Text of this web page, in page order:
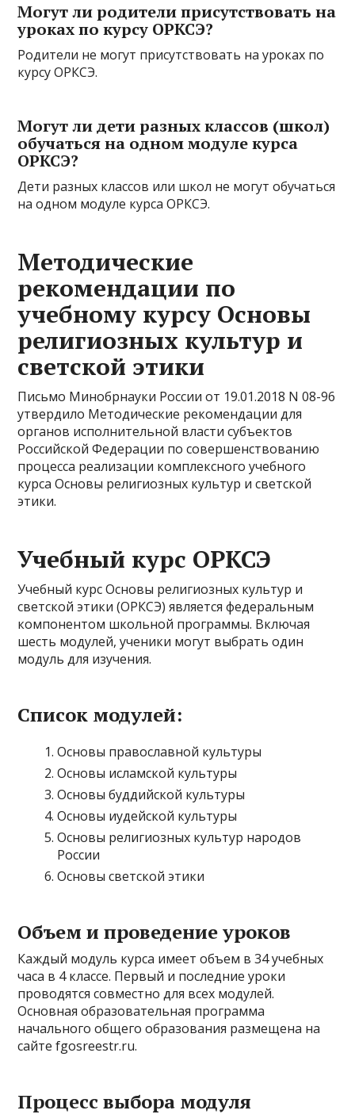
Могут ли родители присутствовать на
уроках по курсу ОРКСЭ?
Родители не могут присутствовать на уроках по
курсу ОРКСЭ.
Могут ли дети разных классов (школ)
обучаться на одном модуле курса
ОРКСЭ?
Дети разных классов или школ не могут обучаться
на одном модуле курса ОРКСЭ.
Методические
рекомендации по
учебному курсу Основы
религиозных культур и
светской этики
Письмо Минобрнауки России от 19.01.2018 N 08-96
утвердило Методические рекомендации для
органов исполнительной власти субъектов
Российской Федерации по совершенствованию
процесса реализации комплексного учебного
курса Основы религиозных культур и светской
этики.
Учебный курс ОРКСЭ
Учебный курс Основы религиозных культур и
светской этики (ОРКСЭ) является федеральным
компонентом школьной программы. Включая
шесть модулей, ученики могут выбрать один
модуль для изучения.
Список модулей:
Основы православной культуры
Основы исламской культуры
Основы буддийской культуры
Основы иудейской культуры
Основы религиозных культур народов
России
Основы светской этики
Объем и проведение уроков
Каждый модуль курса имеет объем в 34 учебных
часа в 4 классе. Первый и последние уроки
проводятся совместно для всех модулей.
Основная образовательная программа
начального общего образования размещена на
сайте fgosreestr.ru.
Процесс выбора модуля